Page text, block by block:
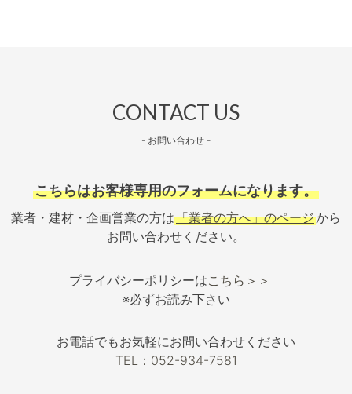
CONTACT US
- お問い合わせ -
こちらはお客様専用のフォームになります。
業者・建材・企画営業の方は「業者の方へ」のページから
お問い合わせください。
プライバシーポリシーはこちら＞＞
※必ずお読み下さい
お電話でもお気軽にお問い合わせください
TEL：052-934-7581